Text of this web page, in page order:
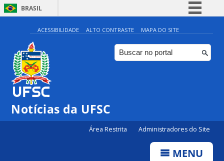
BRASIL
Simplifique!
Comunica BR
Participe
ACESSIBILIDADE ALTO CONTRASTE MAPA DO SITE
Notícias da UFSC
Área Restrita Administradores do Site
MENU